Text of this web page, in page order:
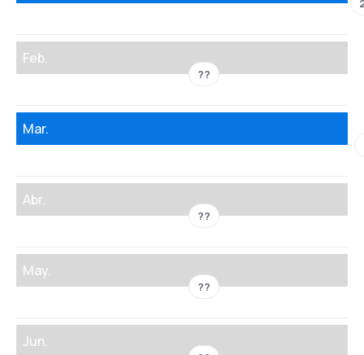
Feb.
??
Mar.
Abr.
??
May.
??
Jun.